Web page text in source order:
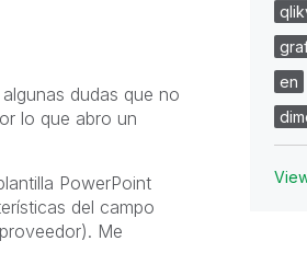
dudas que no
lo que abro un
PowerPoint
del campo
Me
en